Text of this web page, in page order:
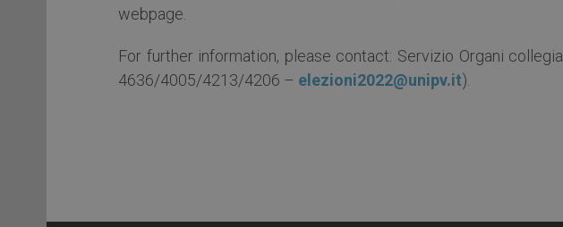
webpage.
For further information, please contact: Servizio Organi
4636/4005/4213/4206 – elezioni2022@unipv.it).